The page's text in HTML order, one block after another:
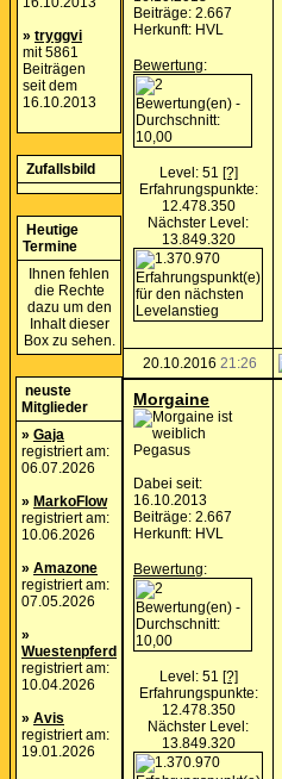
» tryggvi
mit 5861
Beiträgen
seit dem
16.10.2013
Zufallsbild
Heutige
Termine
Ihnen fehlen
die Rechte
dazu um den
Inhalt dieser
Box zu sehen.
neuste
Mitglieder
» Gaja
registriert am:
06.07.2026
» MarkoFlow
registriert am:
10.06.2026
» Amazone
registriert am:
07.05.2026
»
Wuestenpferd
registriert am:
10.04.2026
» Avis
registriert am:
19.01.2026
Beiträge: 2.667
Herkunft: HVL
Bewertung:
Level: 51 [?]
Erfahrungspunkte:
12.478.350
Nächster Level:
13.849.320
20.10.2016 21:26
Morgaine
Pegasus
Dabei seit:
16.10.2013
Beiträge: 2.667
Herkunft: HVL
Bewertung:
Level: 51 [?]
Erfahrungspunkte:
12.478.350
Nächster Level:
13.849.320